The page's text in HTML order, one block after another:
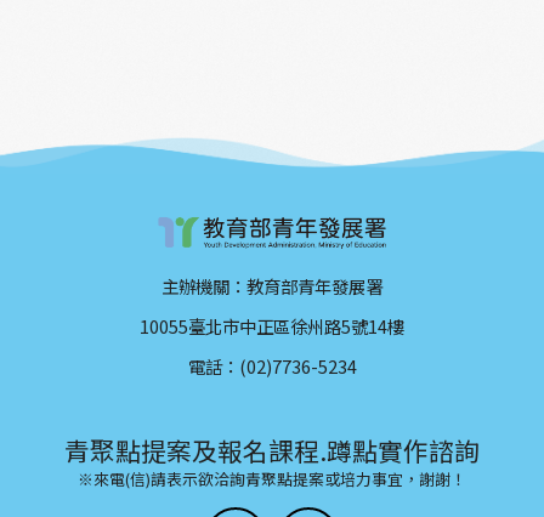
主辦機關：教育部青年發展署
10055臺北市中正區徐州路5號14樓
電話：(02)7736-5234
青聚點提案及報名課程.蹲點實作諮詢
※來電(信)請表示欲洽詢青聚點提案或培力事宜，謝謝！